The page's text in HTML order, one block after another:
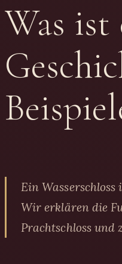
Was ist
Ein Wasserschloss
Wir erklären die
Prachtschloss und